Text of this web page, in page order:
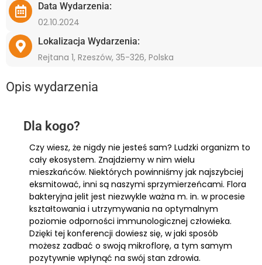
Data Wydarzenia:
02.10.2024
Lokalizacja Wydarzenia:
Rejtana 1, Rzeszów, 35-326, Polska
Opis wydarzenia
Dla kogo?
Czy wiesz, że nigdy nie jesteś sam? Ludzki organizm to
cały ekosystem. Znajdziemy w nim wielu
mieszkańców. Niektórych powinniśmy jak najszybciej
eksmitować, inni są naszymi sprzymierzeńcami. Flora
bakteryjna jelit jest niezwykle ważna m. in. w procesie
kształtowania i utrzymywania na optymalnym
poziomie odporności immunologicznej człowieka.
Dzięki tej konferencji dowiesz się, w jaki sposób
możesz zadbać o swoją mikroflorę, a tym samym
pozytywnie wpłynąć na swój stan zdrowia.